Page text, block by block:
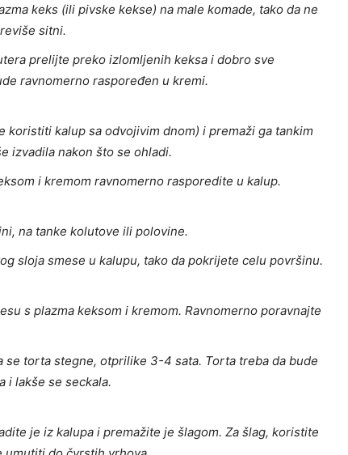
keks (ili pivske kekse) na male komade, tako da ne
sitni.
prelijte preko izlomljenih keksa i dobro sve
ravnomerno raspoređen u kremi.
koristiti kalup sa odvojivim dnom) i premaži ga tankim
izvadila nakon što se ohladi.
i kremom ravnomerno rasporedite u kalup.
na tanke kolutove ili polovine.
sloja smese u kalupu, tako da pokrijete celu površinu.
s plazma keksom i kremom. Ravnomerno poravnajte
se torta stegne, otprilike 3-4 sata. Torta treba da bude
i lakše se seckala.
je iz kalupa i premažite je šlagom. Za šlag, koristite